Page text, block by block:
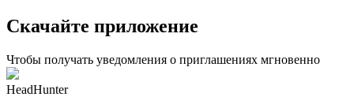
Скачайте приложение
Чтобы получать уведомления о приглашениях мгновенно
HeadHunter